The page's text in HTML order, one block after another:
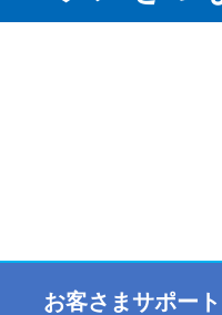
お客さまサポート